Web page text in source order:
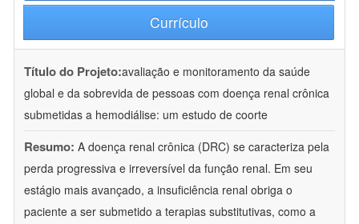
Currículo
Título do Projeto:avaliação e monitoramento da saúde
global e da sobrevida de pessoas com doença renal crônica
submetidas a hemodiálise: um estudo de coorte
Resumo: A doença renal crônica (DRC) se caracteriza pela
perda progressiva e irreversível da função renal. Em seu
estágio mais avançado, a insuficiência renal obriga o
paciente a ser submetido a terapias substitutivas, como a